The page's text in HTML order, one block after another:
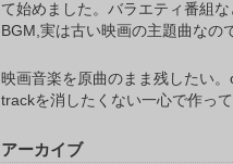
て始めました。バラエティ番組
BGM,実は古い映画の主題曲なの
映画音楽を原曲のまま残したい。
trackを消したくない一心で作って
アーカイブ